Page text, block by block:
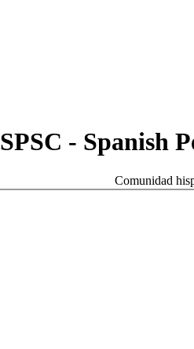
SPSC - Spanish
Comunidad